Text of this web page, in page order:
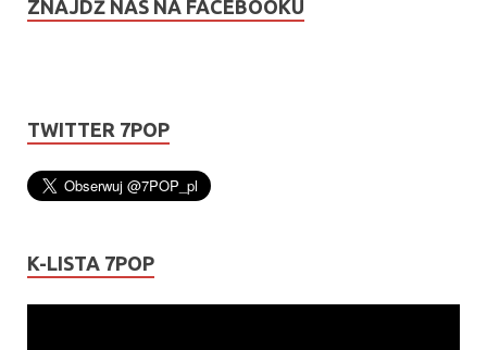
ZNAJDŹ NAS NA FACEBOOKU
TWITTER 7POP
K-LISTA 7POP